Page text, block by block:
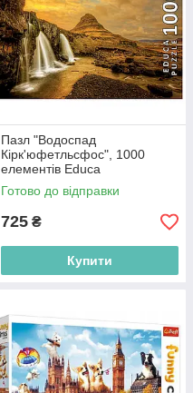
Пазл "Водоспад
Кірк'юфетльсфос", 1000
елементів Educa
(8412668179714)
Готово до відправки
725 ₴
Купити